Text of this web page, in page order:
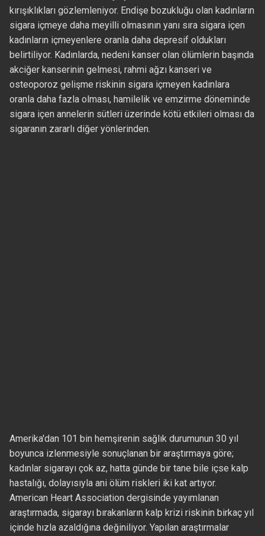
kırışıklıkları gözlemleniyor. Endişe bozukluğu olan kadınların
sigara içmeye daha meyilli olmasının yanı sıra sigara içen
kadınların içmeyenlere oranla daha depresif oldukları
belirtiliyor. Kadınlarda, nedeni kanser olan ölümlerin başında
akciğer kanserinin gelmesi, rahmi ağzı kanseri ve
osteoporoz gelişme riskinin sigara içmeyen kadınlara
oranla daha fazla olması, hamilelik ve emzirme döneminde
sigara içen annelerin sütleri üzerinde kötü etkileri olması da
sigaranın zararlı diğer yönlerinden.
Amerika'dan 101 bin hemşirenin sağlık durumunun 30 yıl
boyunca izlenmesiyle sonuçlanan bir araştırmaya göre;
kadınlar sigarayı çok az, hatta günde bir tane bile içse kalp
hastalığı, dolayısıyla ani ölüm riskleri iki kat artıyor.
American Heart Association dergisinde yayımlanan
araştırmada, sigarayı bırakanların kalp krizi riskinin birkaç yıl
içinde hızla azaldığına değiniliyor. Yapılan araştırmalar